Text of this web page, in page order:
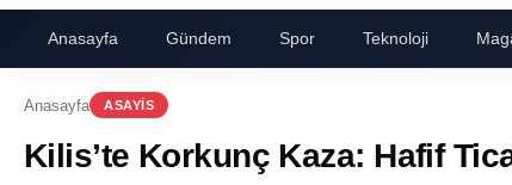
Anasayfa Gündem Spor Teknoloji
Anasayfa ASAYIS
Kilis’te Korkunç Kaza: Hafif